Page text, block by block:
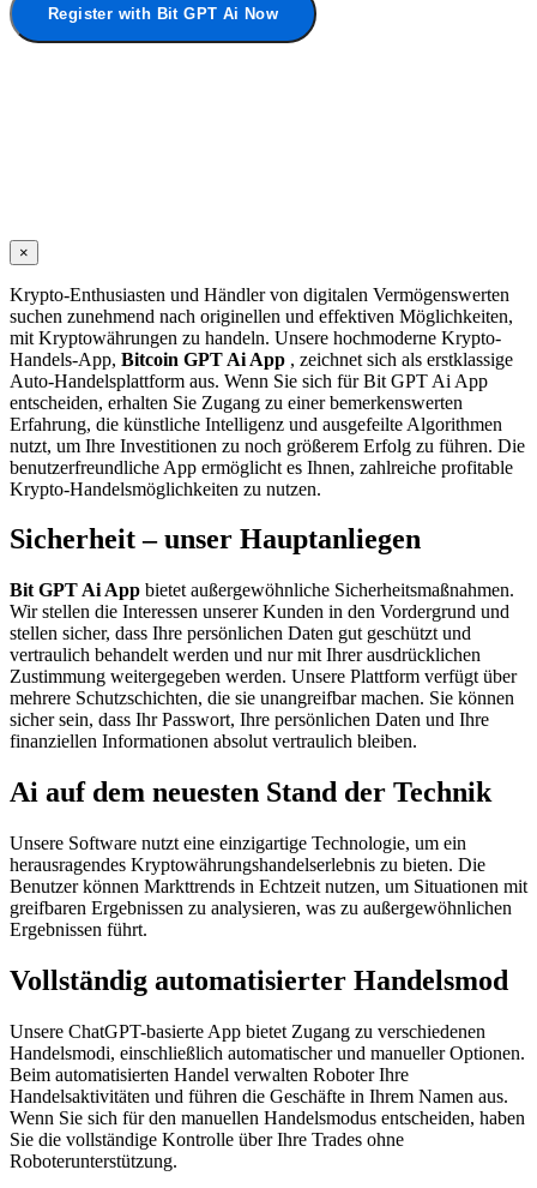
Register with Bit GPT Ai Now
×
Krypto-Enthusiasten und Händler von digitalen Vermögenswerten
suchen zunehmend nach originellen und effektiven Möglichkeiten,
mit Kryptowährungen zu handeln. Unsere hochmoderne Krypto-
Handels-App, Bitcoin GPT Ai App , zeichnet sich als erstklassige
Auto-Handelsplattform aus. Wenn Sie sich für Bit GPT Ai App
entscheiden, erhalten Sie Zugang zu einer bemerkenswerten
Erfahrung, die künstliche Intelligenz und ausgefeilte Algorithmen
nutzt, um Ihre Investitionen zu noch größerem Erfolg zu führen. Die
benutzerfreundliche App ermöglicht es Ihnen, zahlreiche profitable
Krypto-Handelsmöglichkeiten zu nutzen.
Sicherheit – unser Hauptanliegen
Bit GPT Ai App bietet außergewöhnliche Sicherheitsmaßnahmen.
Wir stellen die Interessen unserer Kunden in den Vordergrund und
stellen sicher, dass Ihre persönlichen Daten gut geschützt und
vertraulich behandelt werden und nur mit Ihrer ausdrücklichen
Zustimmung weitergegeben werden. Unsere Plattform verfügt über
mehrere Schutzschichten, die sie unangreifbar machen. Sie können
sicher sein, dass Ihr Passwort, Ihre persönlichen Daten und Ihre
finanziellen Informationen absolut vertraulich bleiben.
Ai auf dem neuesten Stand der Technik
Unsere Software nutzt eine einzigartige Technologie, um ein
herausragendes Kryptowährungshandelserlebnis zu bieten. Die
Benutzer können Markttrends in Echtzeit nutzen, um Situationen mit
greifbaren Ergebnissen zu analysieren, was zu außergewöhnlichen
Ergebnissen führt.
Vollständig automatisierter Handelsmod
Unsere ChatGPT-basierte App bietet Zugang zu verschiedenen
Handelsmodi, einschließlich automatischer und manueller Optionen.
Beim automatisierten Handel verwalten Roboter Ihre
Handelsaktivitäten und führen die Geschäfte in Ihrem Namen aus.
Wenn Sie sich für den manuellen Handelsmodus entscheiden, haben
Sie die vollständige Kontrolle über Ihre Trades ohne
Roboterunterstützung.